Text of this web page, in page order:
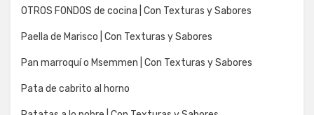
OTROS FONDOS de cocina | Con Texturas y Sabores
Paella de Marisco | Con Texturas y Sabores
Pan marroquí o Msemmen | Con Texturas y Sabores
Pata de cabrito al horno